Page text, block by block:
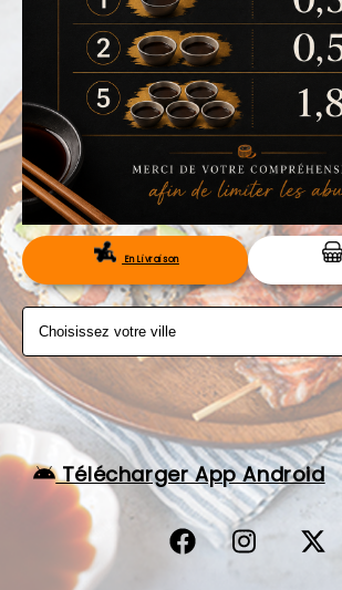
VOTRE COMPTE
NOTRE RESTAURANT
VOS AVIS
MENTIONS LÉGALES
C.G.V
RÉSERVATIONEn Livraison
Télécharger App Android